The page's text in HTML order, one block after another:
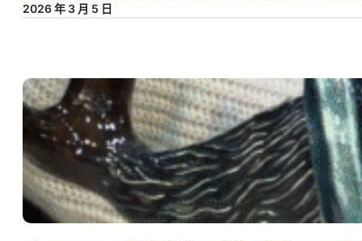
2026 年 3 月 5 日